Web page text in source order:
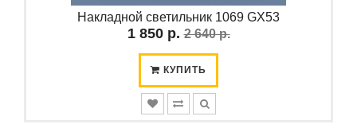
Накладной светильник 1069 GX53
1 850 р. 2 640 р.
КУПИТЬ